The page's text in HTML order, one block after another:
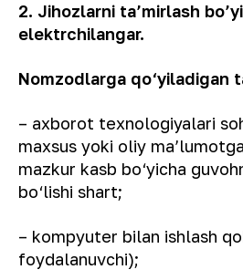
2. Jihozlarni ta’mirlash
elektrchilangar.
Nomzodlarga qo‘yiladigan
– axborot texnologiyalari
maxsus yoki oliy
mazkur kasb bo‘yicha
bo‘lishi shart;
– kompyuter bilan ishlash
foydalanuvchi);